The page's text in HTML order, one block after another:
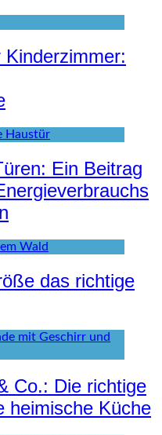
Ein Beitrag
das richtige
Co.: Die richtige
heimische Küche